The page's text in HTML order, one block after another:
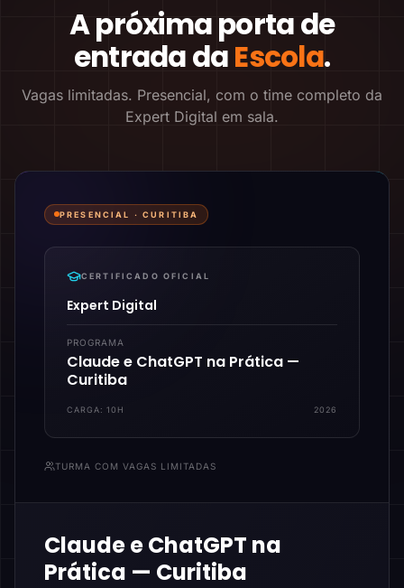
A próxima porta de
entrada daEscola.
Vagas limitadas. Presencial, com o time completo da
Expert Digital em sala.
PRESENCIAL ·CURITIBA
CERTIFICADO OFICIAL
Expert Digital
PROGRAMA
Claude e ChatGPT na Prática —
Curitiba
CARGA:10H 2026
TURMA COM VAGAS LIMITADAS
Claude e ChatGPT na
Prática — Curitiba